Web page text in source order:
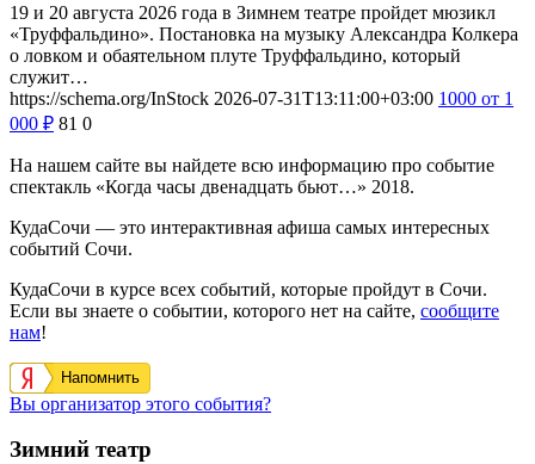
19 и 20 августа 2026 года в Зимнем театре пройдет мюзикл
«Труффальдино». Постановка на музыку Александра Колкера
о ловком и обаятельном плуте Труффальдино, который
служит…
https://schema.org/InStock 2026-07-31T13:11:00+03:00 1000 от 1
000 ₽ 81 0
На нашем сайте вы найдете всю информацию про событие
спектакль «Когда часы двенадцать бьют…» 2018.
КудаСочи — это интерактивная афиша самых интересных
событий Сочи.
КудаСочи в курсе всех событий, которые пройдут в Сочи.
Если вы знаете о событии, которого нет на сайте, сообщите
нам!
Напомнить
Вы организатор этого события?
Зимний театр